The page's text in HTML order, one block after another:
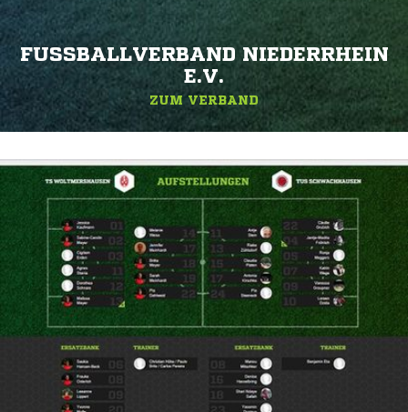
FUSSBALLVERBAND NIEDERRHEIN E
.V.
ZUM VERBAND